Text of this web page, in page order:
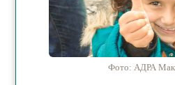
Фото: АДРА